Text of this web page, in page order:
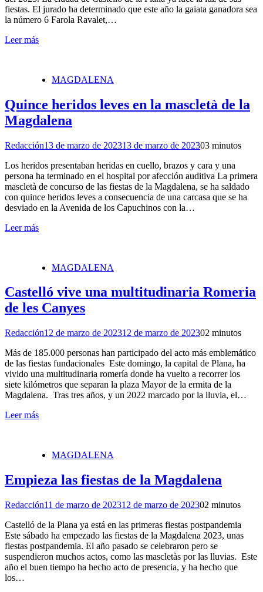
fiestas. El jurado ha determinado que este año la gaiata ganadora sea
la número 6 Farola Ravalet,…
Leer más
MAGDALENA
Quince heridos leves en la mascletà de la
Magdalena
Redacción13 de marzo de 202313 de marzo de 202303 minutos
Los heridos presentaban heridas en cuello, brazos y cara y una
persona ha terminado en el hospital por afección auditiva La primera
mascletà de concurso de las fiestas de la Magdalena, se ha saldado
con quince heridos leves a consecuencia de una carcasa que se ha
desviado en la Avenida de los Capuchinos con la…
Leer más
MAGDALENA
Castelló vive una multitudinaria Romeria
de les Canyes
Redacción12 de marzo de 202312 de marzo de 202302 minutos
Más de 185.000 personas han participado del acto más emblemático
de las fiestas fundacionales Este domingo, la capital de Plana, ha
vivido una multitudinaria romería donde ha vuelto a recorrer los
siete kilómetros que separan la plaza Mayor de la ermita de la
Magdalena. Tras tres años, y un 2022 marcado por la lluvia, el…
Leer más
MAGDALENA
Empieza las fiestas de la Magdalena
Redacción11 de marzo de 202312 de marzo de 202302 minutos
Castelló de la Plana ya está en las primeras fiestas postpandemia
Este sábado ha empezado las fiestas de la Magdalena 2023, unas
fiestas postpandemia. El año pasado se celebraron pero se
suspendieron muchos actos, como las mascletàs por las lluvias. Este
año el buen tiempo ha hecho acto de presencia, y ha hecho que
los…